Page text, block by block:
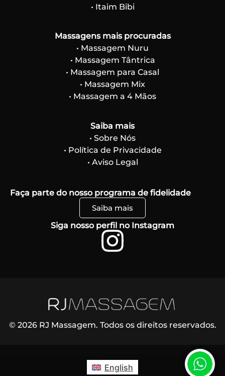
• Itaim Bibi
Massagens mais procuradas
• Massagem Nuru
• Massagem Tântrica
• Massagem para Casal
• Massagem Mix
• Massagem a 4 Mãos
Saiba mais
• Sobre Nós
• Política de Privacidade
• Aviso Legal
Faça parte do nosso programa de fidelidade
Saiba mais
Siga nosso perfil no Instagram
© 2026 RJ Massagem. Todos os direitos reservados.
English